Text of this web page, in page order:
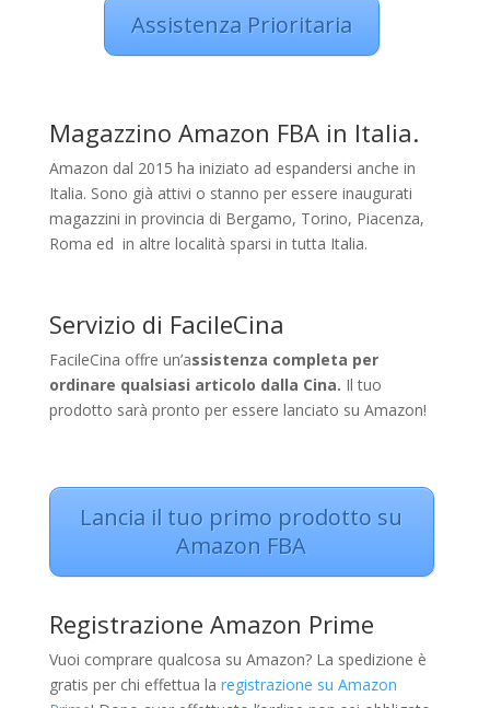
Assistenza Prioritaria
Magazzino Amazon FBA in Italia.
Amazon dal 2015 ha iniziato ad espandersi anche in
Italia. Sono già attivi o stanno per essere inaugurati
magazzini in provincia di Bergamo, Torino, Piacenza,
Roma ed in altre località sparsi in tutta Italia.
Servizio di FacileCina
FacileCina offre un’assistenza completa per
ordinare qualsiasi articolo dalla Cina. Il tuo
prodotto sarà pronto per essere lanciato su Amazon!
Lancia il tuo primo prodotto su
Amazon FBA
Registrazione Amazon Prime
Vuoi comprare qualcosa su Amazon? La spedizione è
gratis per chi effettua la registrazione su Amazon